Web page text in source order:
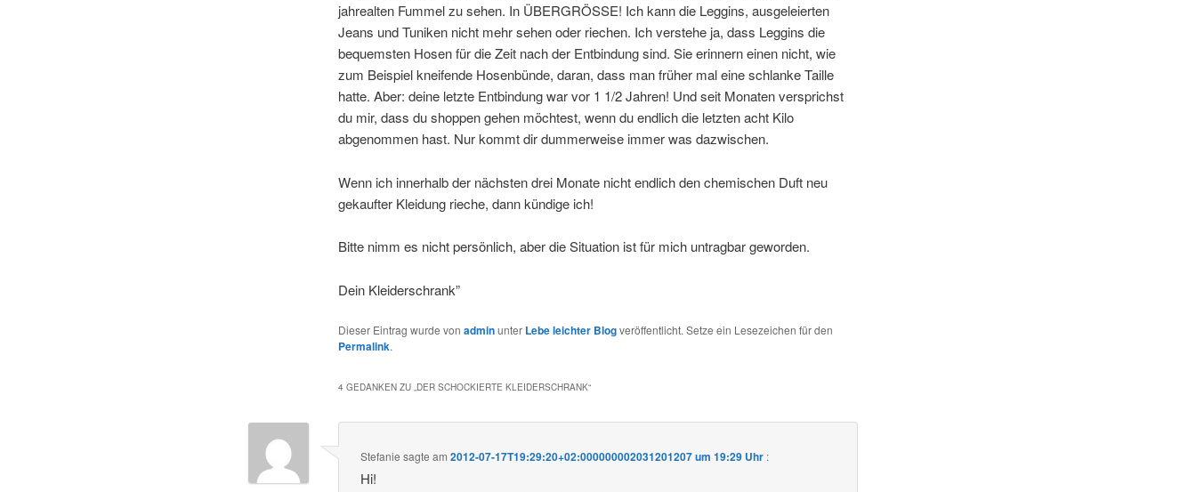
jahrealten Fummel zu sehen. In ÜBERGRÖSSE! Ich kann die Leggins, ausgeleierten
Jeans und Tuniken nicht mehr sehen oder riechen. Ich verstehe ja, dass Leggins die
bequemsten Hosen für die Zeit nach der Entbindung sind. Sie erinnern einen nicht, wie
zum Beispiel kneifende Hosenbünde, daran, dass man früher mal eine schlanke Taille
hatte. Aber: deine letzte Entbindung war vor 1 1/2 Jahren! Und seit Monaten versprichst
du mir, dass du shoppen gehen möchtest, wenn du endlich die letzten acht Kilo
abgenommen hast. Nur kommt dir dummerweise immer was dazwischen.
Wenn ich innerhalb der nächsten drei Monate nicht endlich den chemischen Duft neu
gekaufter Kleidung rieche, dann kündige ich!
Bitte nimm es nicht persönlich, aber die Situation ist für mich untragbar geworden.
Dein Kleiderschrank”
Dieser Eintrag wurde von adminunter Lebe leichter Blogveröffentlicht. Setze ein Lesezeichen für den
Permalink.
4 GEDANKEN ZU „DER SCHOCKIERTE KLEIDERSCHRANK“
Stefanie sagte am2012-07-17T19:29:20+02:000000002031201207 um 19:29 Uhr :
Hi!